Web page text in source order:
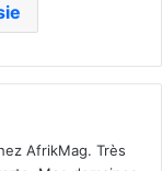
AfrikMag. Très